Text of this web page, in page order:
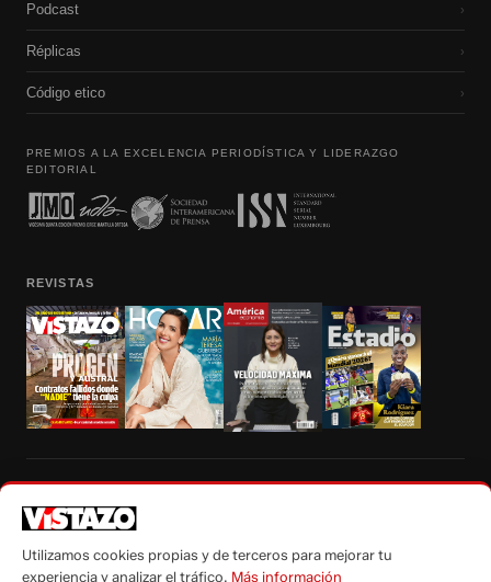
Podcast ›
Réplicas ›
Código etico ›
PREMIOS A LA EXCELENCIA PERIODÍSTICA Y LIDERAZGO
EDITORIAL
REVISTAS
autorización escrita de su titular, de todos los contenidos de Vistazo.com.
Utilizamos cookies propias y de terceros para mejorar tu
experiencia y analizar el tráfico. Más información